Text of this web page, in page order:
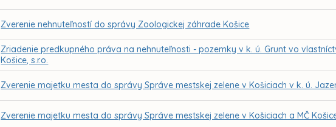
Zverenie nehnuteľností do správy Zoologickej záhrade Košice
Zriadenie predkupného práva na nehnuteľnosti - pozemky v k. ú. Grunt vo
Košice, s.r.o.
Zverenie majetku mesta do správy Správe mestskej zelene v Košiciach v k. ú.
Zverenie majetku mesta do správy Správe mestskej zelene v Košiciach a MČ